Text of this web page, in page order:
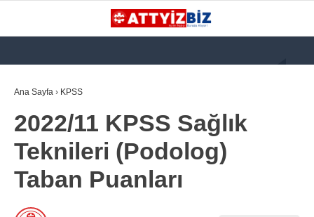
KATEGORİLER
GÜNDEM
112 ACİL
Ana Sayfa › KPSS
2022/11 KPSS Sağlık
Teknileri (Podolog)
Taban Puanları